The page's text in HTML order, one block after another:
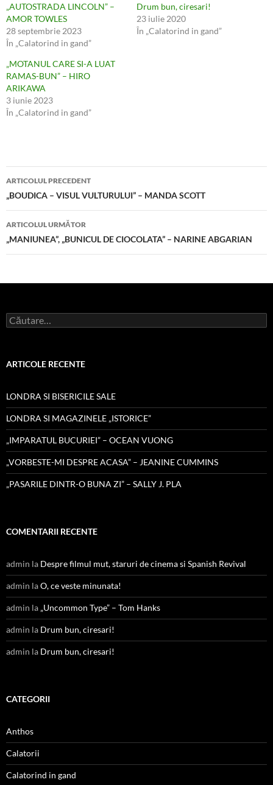
„AUTOSTRADA LINCOLN” –
AMOR TOWLES
28 septembrie 2023
În „Calatorind in gand”
Drum bun, ciresari!
23 iulie 2020
În „Calatorind in gand”
„MOTANUL CARE SI-A LUAT
RAMAS-BUN” – HIRO
ARIKAWA
3 iunie 2023
În „Calatorind in gand”
Navigare
în
articole
ARTICOLUL PRECEDENT
„BOUDICA – VISUL VULTURULUI” – MANDA SCOTT
ARTICOLUL URMĂTOR
„MANIUNEA”, „BUNICUL DE CIOCOLATA” – NARINE ABGARIAN
Caută
după:
ARTICOLE RECENTE
LONDRA SI BISERICILE SALE
LONDRA SI MAGAZINELE „ISTORICE”
„IMPARATUL BUCURIEI” – OCEAN VUONG
„VORBESTE-MI DESPRE ACASA” – JEANINE CUMMINS
„PASARILE DINTR-O BUNA ZI” – SALLY J. PLA
COMENTARII RECENTE
admin la Despre filmul mut, staruri de cinema si Spanish Revival
admin laO, ce veste minunata!
admin la „Uncommon Type” – Tom Hanks
admin la Drum bun, ciresari!
admin la Drum bun, ciresari!
CATEGORII
Anthos
Calatorii
Calatorind in gand